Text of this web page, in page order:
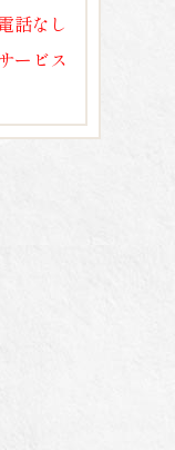
話なし
ービス